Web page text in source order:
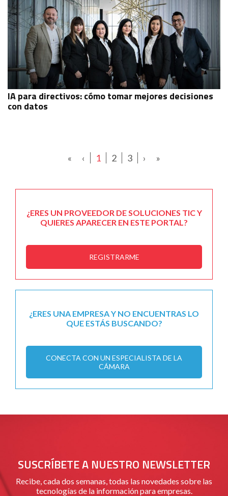
IA para directivos: cómo tomar mejores decisiones
con datos
« ‹ 1 2 3 › »
¿ERES UN PROVEEDOR DE SOLUCIONES TIC Y
QUIERES APARECER EN ESTE PORTAL?
REGISTRARME
¿ERES UNA EMPRESA Y NO ENCUENTRAS LO
QUE ESTÁS BUSCANDO?
CONECTA CON UN ESPECIALISTA DE LA
CÁMARA
SUSCRÍBETE A NUESTRO NEWSLETTER
Recibe, cada dos semanas, todas las novedades sobre las
tecnologías de la información para empresas.